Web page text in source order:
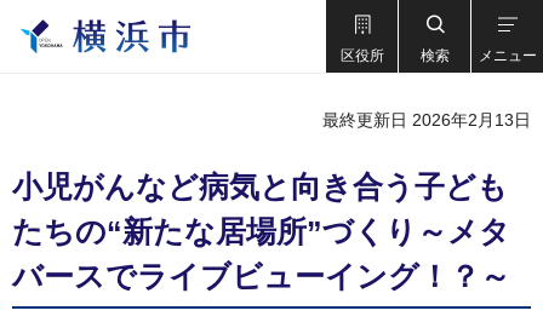
区役所 検索 メニュー
最終更新日 2026年2月13日
小児がんなど病気と向き合う子ども
たちの“新たな居場所”づくり～メタ
バースでライブビューイング！？～